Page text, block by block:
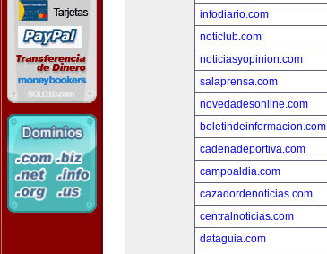
infodiario.com
noticlub.com
noticiasyopinion.com
salaprensa.com
novedadesonline.com
boletindeinformacion.com
cadenadeportiva.com
campoaldia.com
cazadordenoticias.com
centralnoticias.com
dataguia.com